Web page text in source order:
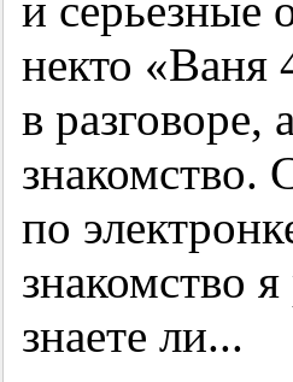
некто «Ваня
в разговоре,
по
знакомство
знаете ли...